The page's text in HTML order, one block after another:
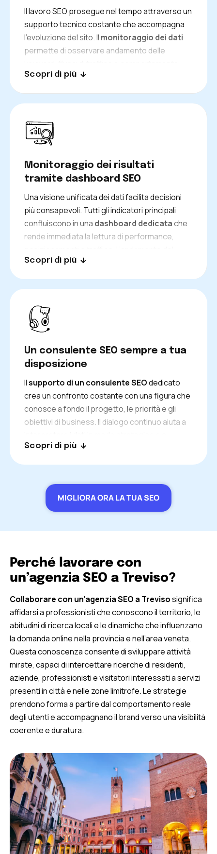
Il lavoro SEO prosegue nel tempo attraverso un
supporto tecnico costante che accompagna
l’evoluzione del sito. Il monitoraggio dei dati
permette di osservare andamento delle
degli utenti, trasformando le informazioni
Il progetto resta allineato agli obiettivi e pronto
mercato digitale.
Scopri di più
Monitoraggio dei risultati
tramite dashboard SEO
Una visione unificata dei dati facilita decisioni
più consapevoli. Tutti gli indicatori principali
confluiscono in una dashboard dedicatache
rende immediata la lettura di performance,
progetto emerge con continuità e permette di
controllo e trasparenza.
Scopri di più
Un consulente SEO sempre a tua
disposizione
Ilsupporto di un consulente SEOdedicato
crea un confronto costante con una figura che
conosce a fondo il progetto, le priorità e gli
obiettivi di business. Il dialogo continuo aiuta a
collegare numeri e azioni operative. Le
motori di ricerca e alle opportunità del mercato.
Scopri di più
MIGLIORA ORA LA TUA SEO
Perché lavorare con
un’agenzia SEO a Treviso?
Collaborare con un’agenzia SEO a Trevisosignifica
affidarsi a professionisti che conoscono il territorio, le
abitudini di ricerca locali e le dinamiche che influenzano
la domanda online nella provincia e nell’area veneta.
Questa conoscenza consente di sviluppare attività
mirate, capaci di intercettare ricerche di residenti,
aziende, professionisti e visitatori interessati a servizi
presenti in città e nelle zone limitrofe. Le strategie
prendono forma a partire dal comportamento reale
degli utenti e accompagnano il brand verso una visibilità
coerente e duratura.